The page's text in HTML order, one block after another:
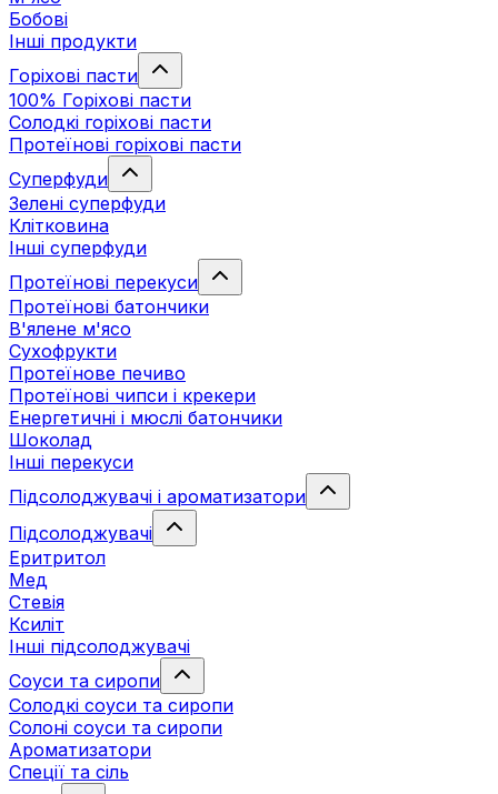
Бобові
Інші продукти
Горіхові пасти
100% Горіхові пасти
Солодкі горіхові пасти
Протеїнові горіхові пасти
Суперфуди
Зелені суперфуди
Клітковина
Інші суперфуди
Протеїнові перекуси
Протеїнові батончики
В'ялене м'ясо
Сухофрукти
Протеїнове печиво
Протеїнові чипси і крекери
Енергетичні і мюслі батончики
Шоколад
Інші перекуси
Підсолоджувачі і ароматизатори
Підсолоджувачі
Еритритол
Мед
Стевія
Ксиліт
Інші підсолоджувачі
Соуси та сиропи
Солодкі соуси та сиропи
Солоні соуси та сиропи
Ароматизатори
Спеції та сіль